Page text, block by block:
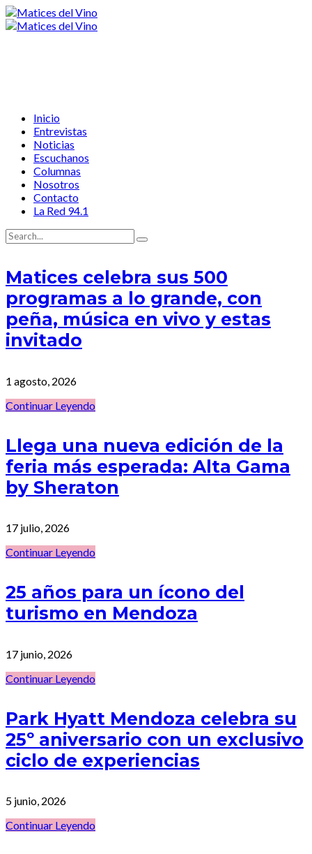
Inicio
Entrevistas
Noticias
Escuchanos
Columnas
Nosotros
Contacto
La Red 94.1
Matices celebra sus 500
programas a lo grande, con
peña, música en vivo y estas
invitado
1 agosto, 2026
Continuar Leyendo
Llega una nueva edición de la
feria más esperada: Alta Gama
by Sheraton
17 julio, 2026
Continuar Leyendo
25 años para un ícono del
turismo en Mendoza
17 junio, 2026
Continuar Leyendo
Park Hyatt Mendoza celebra su
25º aniversario con un exclusivo
ciclo de experiencias
5 junio, 2026
Continuar Leyendo